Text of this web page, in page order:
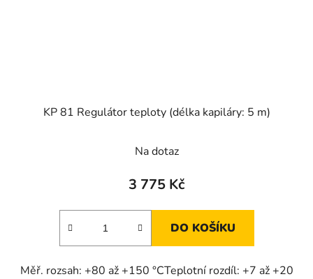
KP 81 Regulátor teploty (délka kapiláry: 5 m)
Na dotaz
3 775 Kč
DO KOŠÍKU
Měř. rozsah: +80 až +150 °CTeplotní rozdíl: +7 až +20